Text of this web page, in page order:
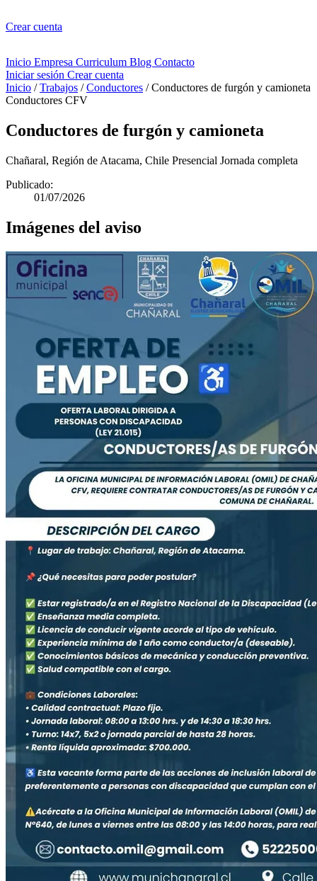
Crear cuenta
Inicio Empresa Curriculum Blog Contacto
Iniciar sesión Crear cuenta
Inicio / Trabajos / Conductores / Conductores de furgón y camioneta
Conductores CFV
Conductores de furgón y camioneta
Chañaral, Región de Atacama, Chile Presencial Jornada completa
Publicado:
01/07/2026
Imágenes del aviso